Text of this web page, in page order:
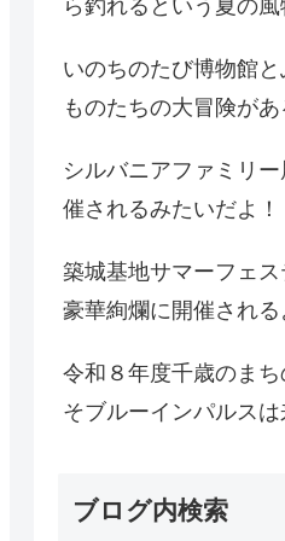
ら釣れるという夏の
いのちのたび博物館
ものたちの大冒険があ
シルバニアファミリ
催されるみたいだよ！
築城基地サマーフェ
豪華絢爛に開催される
令和８年度千歳のま
そブルーインパルスは
ブログ内検索